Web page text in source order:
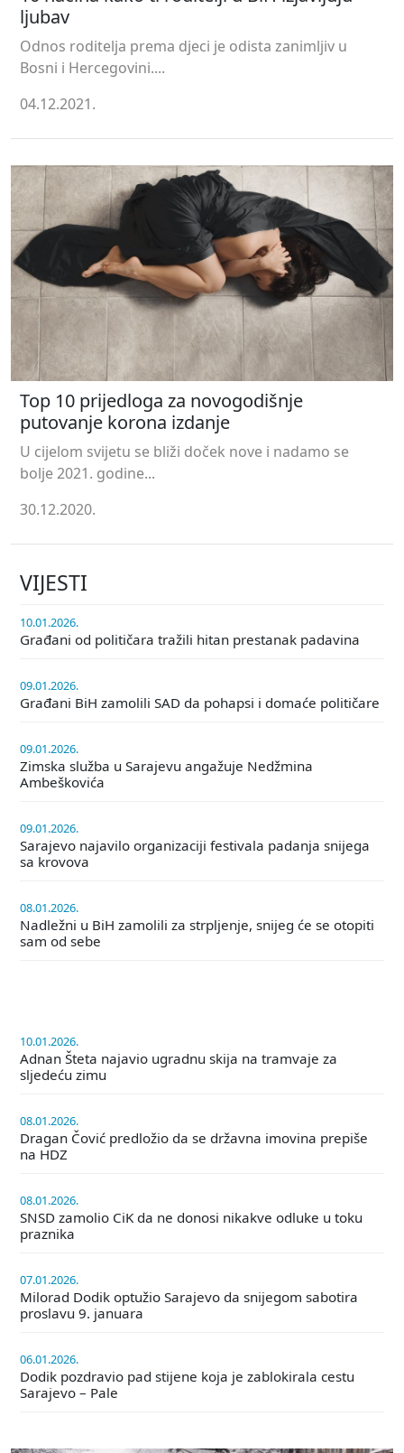
ljubav
Odnos roditelja prema djeci je odista zanimljiv u
Bosni i Hercegovini....
04.12.2021.
Top 10 prijedloga za novogodišnje
putovanje korona izdanje
U cijelom svijetu se bliži doček nove i nadamo se
bolje 2021. godine...
30.12.2020.
VIJESTI
10.01.2026.
Građani od političara tražili hitan prestanak padavina
09.01.2026.
Građani BiH zamolili SAD da pohapsi i domaće političare
09.01.2026.
Zimska služba u Sarajevu angažuje Nedžmina
Ambeškovića
09.01.2026.
Sarajevo najavilo organizaciji festivala padanja snijega
sa krovova
08.01.2026.
Nadležni u BiH zamolili za strpljenje, snijeg će se otopiti
sam od sebe
10.01.2026.
Adnan Šteta najavio ugradnu skija na tramvaje za
sljedeću zimu
08.01.2026.
Dragan Čović predložio da se državna imovina prepiše
na HDZ
08.01.2026.
SNSD zamolio CiK da ne donosi nikakve odluke u toku
praznika
07.01.2026.
Milorad Dodik optužio Sarajevo da snijegom sabotira
proslavu 9. januara
06.01.2026.
Dodik pozdravio pad stijene koja je zablokirala cestu
Sarajevo – Pale